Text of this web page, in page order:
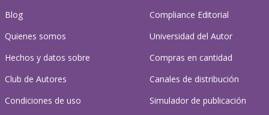
Blog
Quienes somos
Hechos y datos sobre
Club de Autores
Condiciones de uso
Compliance Editorial
Universidad del Autor
Compras en cantidad
Canales de distribución
Simulador de publicación